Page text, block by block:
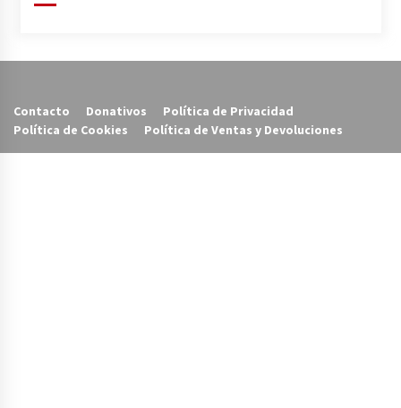
Contacto Donativos
Política de Privacidad
Política de Cookies
Política de Ventas y Devoluciones